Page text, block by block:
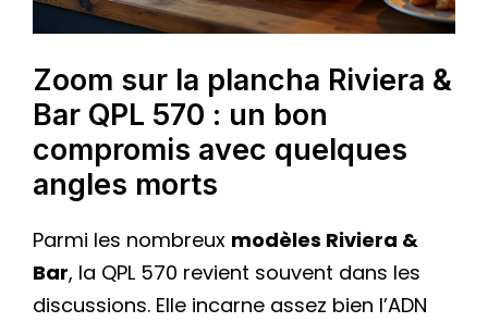
Zoom sur la plancha Riviera &
Bar QPL 570 : un bon
compromis avec quelques
angles morts
Parmi les nombreux modèles Riviera &
Bar, la QPL 570 revient souvent dans les
discussions. Elle incarne assez bien l’ADN